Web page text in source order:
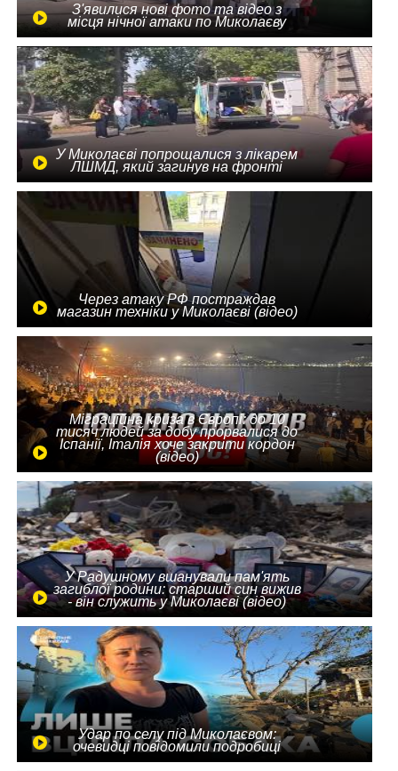
З'явилися нові фото та відео з
місця нічної атаки по Миколаєву
У Миколаєві попрощалися з лікарем
ЛШМД, який загинув на фронті
Через атаку РФ постраждав
магазин техніки у Миколаєві (відео)
Міграційна криза в Європі: до 10
тисяч людей за добу прорвалися до
Іспанії, Італія хоче закрити кордон
(відео)
У Радушному вшанували пам'ять
загиблої родини: старший син вижив
- він служить у Миколаєві (відео)
Удар по селу під Миколаєвом:
очевидці повідомили подробиці